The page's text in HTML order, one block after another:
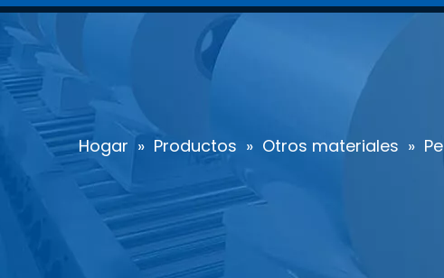
Hogar » Productos » Otros materiales »